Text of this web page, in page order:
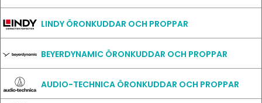
LINDY ÖRONKUDDAR OCH PROPPAR
BEYERDYNAMIC ÖRONKUDDAR OCH PROPPAR
AUDIO-TECHNICA ÖRONKUDDAR OCH PROPPAR